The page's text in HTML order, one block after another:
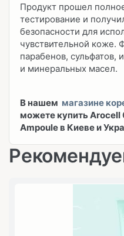
Продукт прошел
тестирование и
безопасности для
чувствительной коже.
парабенов, сульфатов,
и минеральных масел.
В нашем магазине
можете купить Arocell
Ampoule в Киеве и